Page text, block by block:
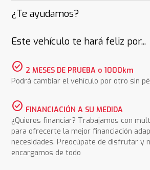
¿Te ayudamos?
Este vehículo te hará feliz por...
check_circle 2 MESES DE PRUEBA o 1000km
Podrá cambiar el vehículo por otro sin
check_circle FINANCIACIÓN A SU MEDIDA
¿Quieres financiar? Trabajamos con
para ofrecerte la mejor financiación
necesidades. Preocúpate de disfrutar y
encargamos de todo